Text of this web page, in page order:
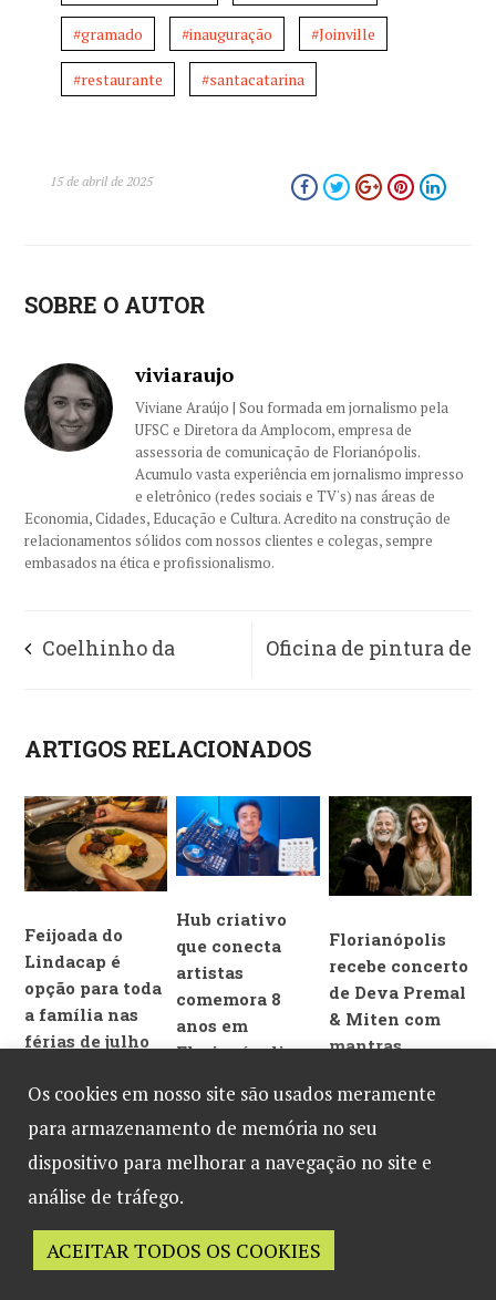
#gramado #inauguração #Joinville
#restaurante #santacatarina
15 de abril de 2025
SOBRE O AUTOR
viviaraujo
Viviane Araújo | Sou formada em jornalismo pela
UFSC e Diretora da Amplocom, empresa de
assessoria de comunicação de Florianópolis.
Acumulo vasta experiência em jornalismo impresso
e eletrônico (redes sociais e TV's) nas áreas de
Economia, Cidades, Educação e Cultura. Acredito na construção de
relacionamentos sólidos com nossos clientes e colegas, sempre
embasados na ética e profissionalismo.
Coelhinho da
OPEN em três dias de
diversão para as
crianças
Oficina de pintura de
daPáscoa no Jurerê
OPEN
ARTIGOS RELACIONADOS
Feijoada do
Lindacap é
opção para toda
a família nas
férias de julho
Florianópolis
Hub criativo
que conecta
artistas
comemora 8
anos em
Florianópolis
Florianópolis
recebe concerto
de Deva Premal
& Miten com
mantras
Desenvolvido porB2 Marketing
Os cookies em nosso site são usados meramente
para armazenamento de memória no seu
dispositivo para melhorar a navegação no site e
análise de tráfego.
ACEITAR TODOS OS COOKIES